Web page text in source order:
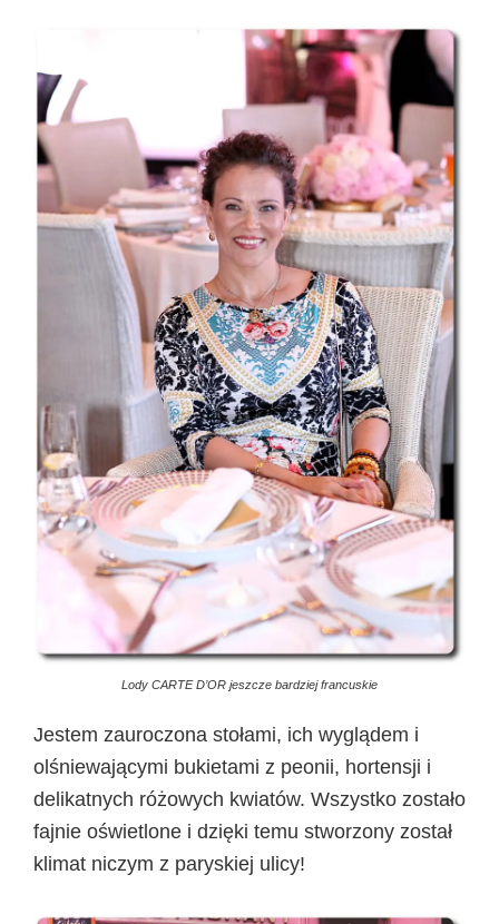
Lody CARTE D’OR jeszcze bardziej francuskie
Jestem zauroczona stołami, ich wyglądem i
olśniewającymi bukietami z peonii, hortensji i
delikatnych różowych kwiatów. Wszystko zostało
fajnie oświetlone i dzięki temu stworzony został
klimat niczym z paryskiej ulicy!